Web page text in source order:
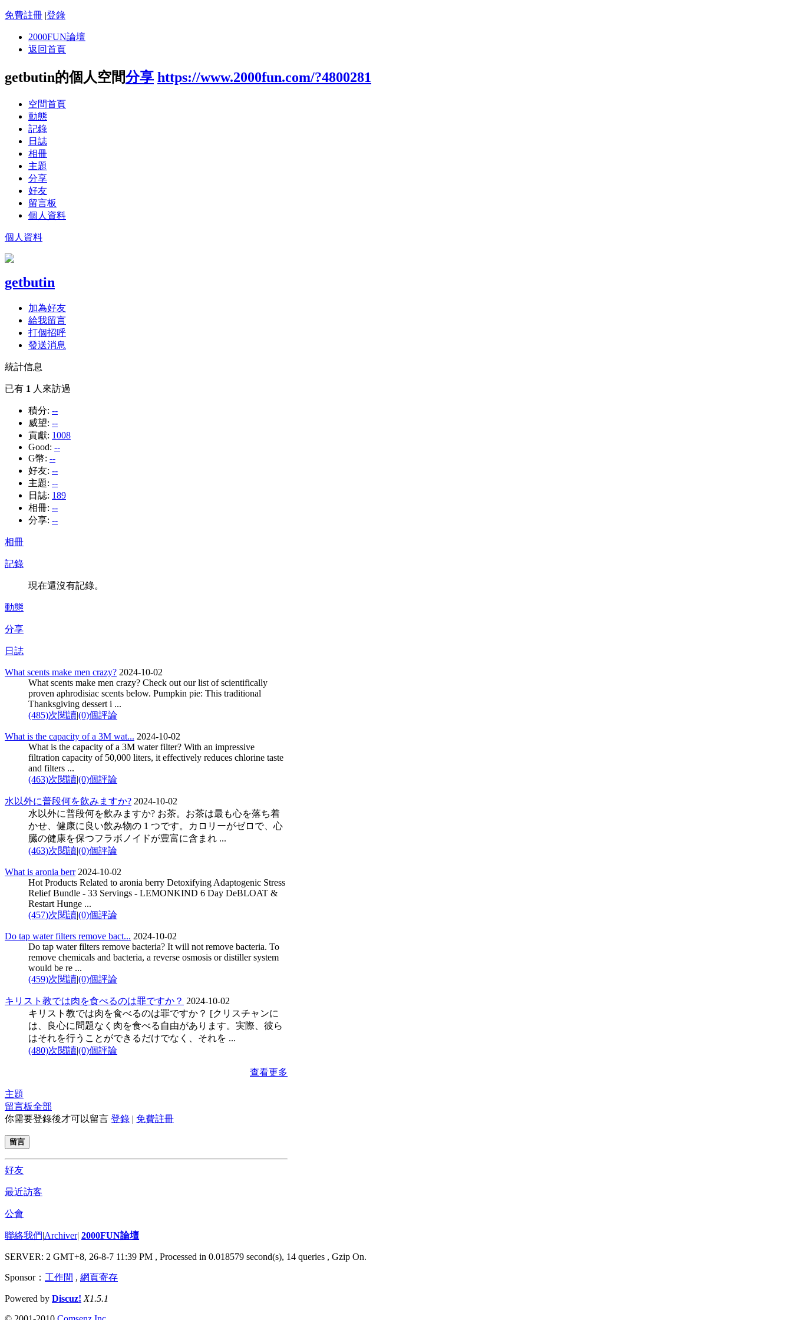
免費註冊 |登錄
2000FUN論壇
返回首頁
getbutin的個人空間分享 https://www.2000fun.com/?4800281
空間首頁
動態
記錄
日誌
相冊
主題
分享
好友
留言板
個人資料
個人資料
getbutin
加為好友
給我留言
打個招呼
發送消息
統計信息
已有 1 人來訪過
積分: --
威望: --
貢獻: 1008
Good: --
G幣: --
好友: --
主題: --
日誌: 189
相冊: --
分享: --
相冊
記錄
現在還沒有記錄。
動態
分享
日誌
What scents make men crazy? 2024-10-02
What scents make men crazy? Check out our list of scientifically
proven aphrodisiac scents below. Pumpkin pie: This traditional
Thanksgiving dessert i ...
(485)次閱讀|(0)個評論
What is the capacity of a 3M wat... 2024-10-02
What is the capacity of a 3M water filter? With an impressive
filtration capacity of 50,000 liters, it effectively reduces chlorine taste
and filters ...
(463)次閱讀|(0)個評論
水以外に普段何を飲みますか? 2024-10-02
水以外に普段何を飲みますか? お茶。お茶は最も心を落ち着
かせ、健康に良い飲み物の 1 つです。カロリーがゼロで、心
臓の健康を保つフラボノイドが豊富に含まれ ...
(463)次閱讀|(0)個評論
What is aronia berr2024-10-02
Hot Products Related to aronia berry Detoxifying Adaptogenic Stress
Relief Bundle - 33 Servings - LEMONKIND 6 Day DeBLOAT &
Restart Hunge ...
(457)次閱讀|(0)個評論
Do tap water filters remove bact... 2024-10-02
Do tap water filters remove bacteria? It will not remove bacteria. To
remove chemicals and bacteria, a reverse osmosis or distiller system
would be re ...
(459)次閱讀|(0)個評論
キリスト教では肉を食べるのは罪ですか？ 2024-10-02
キリスト教では肉を食べるのは罪ですか？ [クリスチャンに
は、良心に問題なく肉を食べる自由があります。実際、彼ら
はそれを行うことができるだけでなく、それを ...
(480)次閱讀|(0)個評論
查看更多
主題
留言板全部
你需要登錄後才可以留言 登錄 | 免費註冊
留言
好友
最近訪客
公會
聯絡我們|Archiver| 2000FUN論壇
SERVER: 2 GMT+8, 26-8-7 11:39 PM , Processed in 0.018579 second(s), 14 queries , Gzip On.
Sponsor： 工作間 , 網頁寄存
Powered by Discuz! X1.5.1